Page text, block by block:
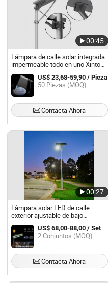
00:45
Lámpara de calle solar integrada
impermeable todo en uno Xintong
para exteriores
US$ 23,68-59,90 / Pieza
50 Piezas (MOQ)
Contacta Ahora
00:27
Lámpara solar LED de calle
exterior ajustable de bajo
mantenimiento con batería Ni-MH
para puebloUS$ 68,00-88,00 / Set
2 Conjuntos (MOQ)
Contacta Ahora